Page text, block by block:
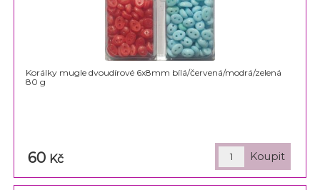
Korálky mugle dvoudírové 6x8mm bílá/červená/modrá/zelená
80 g
60 Kč